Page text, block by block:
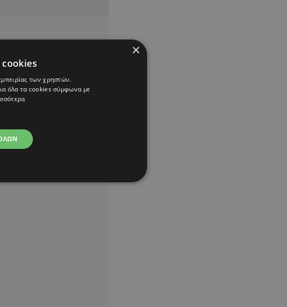
×
cookies
των χρηστών.
όλα τα cookies σύμφωνα με